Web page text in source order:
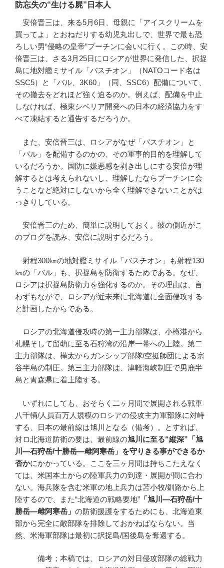
防忘失の“生ける屍”日本人
安倍晋三は、来る5月6日、母親に「アイスクリームを
買ってよ」とおねだりする幼児丸出しで、世界で最も恐
ろしい男“侵略の皇帝”プーチンに会いに行く。この時、安
倍晋三は、さる3月25日にロシアが世界に発信した、択捉
島に地対艦ミサイル「バスチオン」（NATOコード名は
SSC5）と「バル、3K60」（同、SSC6）配備について、
その撤去をどれほど強く迫るのか。例えば、配備を中止
しなければ、極東シベリア開発への日本の経済協力をす
べて凍結すると通告するだろうか。
また、安倍晋三は、ロシアがなぜ「バスチオン」と
「バル」を配備するのかの、その軍事的目的を理解して
いるだろうか。国防に嫌悪感を剥き出しにする安倍が理
解するとは考えられないし、理解したならプーチンに会
うことなど絶対にしないから全く理解できないことがは
っきりしている。
安倍晋三のため、簡単に説明しておく。彼の側近がこ
のブログを読み、安倍に説明するだろう。
射程300㎞の地対艦ミサイル「バスチオン」も射程130
㎞の「バル」も、択捉島を防衛するためである。なぜ、
ロシアは択捉島防衛力を強化するのか。その理由は、言
わずもながで、ロシアが近未来に北海道に全面侵攻する
と計画したからである。
ロシアの北海道侵攻時の第一主力部隊は、小樽港から
札幌そして留萌に至る石狩湾の沿岸一帯への上陸。第二
主力部隊は、樺太からガンシップ部隊/空挺師団による宗
谷半島の制圧。第三主力部隊は、津軽海峡制圧で男鹿半
島と青森県に着上陸する。
いずれにしても、おそらく二ヶ月間で展開される戦車
八千輌/人員百万人規模のロシアの侵攻主力軍部隊に対峙
する、日本の最前線は旭川となる（備考）。とすれば、
対ロ北海道防衛の要は、最前線の旭川に至る“縦深” 「旭
川 ―石狩岳/十勝岳―雌阿寒岳」を守りきる事ができるか
否かにかかっている。ここを三ヶ月間は持ちこたえなく
ては、米国本土からの陸軍兵力の到達・展開が間に合わ
ない。海兵隊を含む米軍の地上兵力は苫小牧/釧路から上
陸するので、また“北海道の戦略要地” 「旭川 ―石狩岳/十
勝岳―雌阿寒岳」 の防衛援護をするためにも、北海道東
部から完全に敵部隊を排除しておかねばならない。当
然、米海軍部隊は最初に択捉島/国後島を奪還する。
備考；本稿では、ロシアの対日侵攻部隊の総戦力